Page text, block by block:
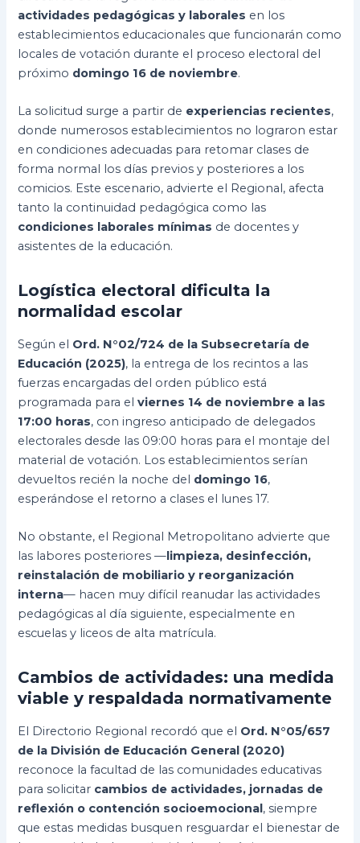
actividades pedagógicas y laborales en los
establecimientos educacionales que funcionarán como
locales de votación durante el proceso electoral del
próximo domingo 16 de noviembre.
La solicitud surge a partir de experiencias recientes,
donde numerosos establecimientos no lograron estar
en condiciones adecuadas para retomar clases de
forma normal los días previos y posteriores a los
comicios. Este escenario, advierte el Regional, afecta
tanto la continuidad pedagógica como las
condiciones laborales mínimas de docentes y
asistentes de la educación.
Logística electoral dificulta la
normalidad escolar
Según el Ord. N°02/724 de la Subsecretaría de
Educación (2025), la entrega de los recintos a las
fuerzas encargadas del orden público está
programada para elviernes 14 de noviembre a las
17:00 horas, con ingreso anticipado de delegados
electorales desde las 09:00 horas para el montaje del
material de votación. Los establecimientos serían
devueltos recién la noche del domingo 16,
esperándose el retorno a clases el lunes 17.
No obstante, el Regional Metropolitano advierte que
las labores posteriores — limpieza, desinfección,
reinstalación de mobiliario y reorganización
interna— hacen muy difícil reanudar las actividades
pedagógicas al día siguiente, especialmente en
escuelas y liceos de alta matrícula.
Cambios de actividades: una medida
viable y respaldada normativamente
El Directorio Regional recordó que el Ord. N°05/657
de la División de Educación General (2020)
reconoce la facultad de las comunidades educativas
para solicitar cambios de actividades, jornadas de
reflexión o contención socioemocional , siempre
que estas medidas busquen resguardar el bienestar de